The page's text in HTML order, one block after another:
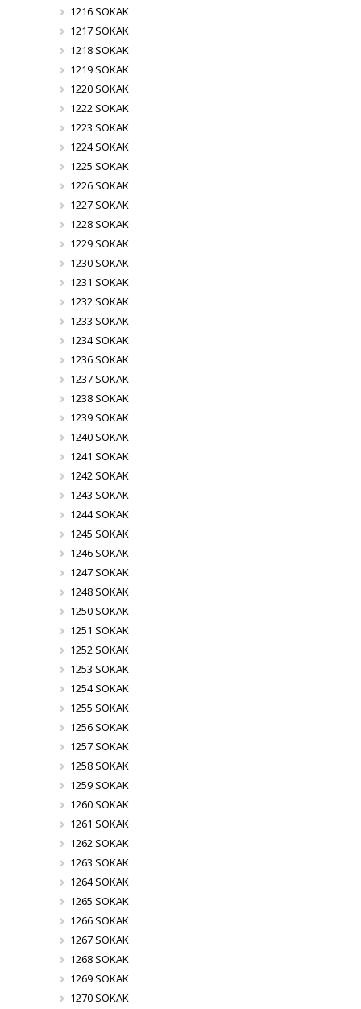
1216 SOKAK
1217 SOKAK
1218 SOKAK
1219 SOKAK
1220 SOKAK
1222 SOKAK
1223 SOKAK
1224 SOKAK
1225 SOKAK
1226 SOKAK
1227 SOKAK
1228 SOKAK
1229 SOKAK
1230 SOKAK
1231 SOKAK
1232 SOKAK
1233 SOKAK
1234 SOKAK
1236 SOKAK
1237 SOKAK
1238 SOKAK
1239 SOKAK
1240 SOKAK
1241 SOKAK
1242 SOKAK
1243 SOKAK
1244 SOKAK
1245 SOKAK
1246 SOKAK
1247 SOKAK
1248 SOKAK
1250 SOKAK
1251 SOKAK
1252 SOKAK
1253 SOKAK
1254 SOKAK
1255 SOKAK
1256 SOKAK
1257 SOKAK
1258 SOKAK
1259 SOKAK
1260 SOKAK
1261 SOKAK
1262 SOKAK
1263 SOKAK
1264 SOKAK
1265 SOKAK
1266 SOKAK
1267 SOKAK
1268 SOKAK
1269 SOKAK
1270 SOKAK